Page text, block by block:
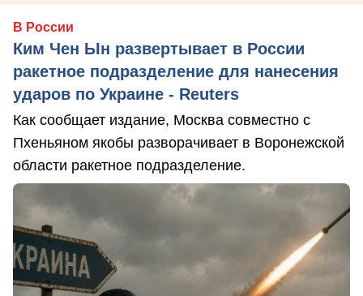
В России
Ким Чен Ын развертывает в России
ракетное подразделение для нанесения
ударов по Украине - Reuters
Как сообщает издание, Москва совместно с
Пхеньяном якобы разворачивает в Воронежской
области ракетное подразделение.